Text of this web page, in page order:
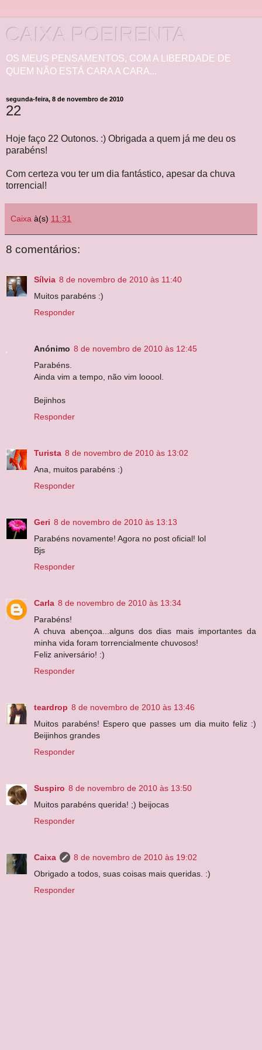
CAIXA POEIRENTA
OS MEUS PENSAMENTOS, COM A LIBERDADE DE
QUEM NÃO ESTÁ CARA A CARA...
segunda-feira, 8 de novembro de 2010
22
Hoje faço 22 Outonos. :) Obrigada a quem já me deu os
parabéns!
Com certeza vou ter um dia fantástico, apesar da chuva
torrencial!
Caixa à(s) 11:31
8 comentários:
Sílvia 8 de novembro de 2010 às 11:40
Muitos parabéns :)
Responder
Anónimo 8 de novembro de 2010 às 12:45
Parabéns.
Ainda vim a tempo, não vim looool.
Bejinhos
Responder
Turista 8 de novembro de 2010 às 13:02
Ana, muitos parabéns :)
Responder
Geri 8 de novembro de 2010 às 13:13
Parabéns novamente! Agora no post oficial! lol
Bjs
Responder
Carla 8 de novembro de 2010 às 13:34
Parabéns!
A chuva abençoa...alguns dos dias mais importantes da
minha vida foram torrencialmente chuvosos!
Feliz aniversário! :)
Responder
teardrop 8 de novembro de 2010 às 13:46
Muitos parabéns! Espero que passes um dia muito feliz :)
Beijinhos grandes
Responder
Suspiro 8 de novembro de 2010 às 13:50
Muitos parabéns querida! ;) beijocas
Responder
Caixa
8 de novembro de 2010 às 19:02
Obrigado a todos, suas coisas mais queridas. :)
Responder